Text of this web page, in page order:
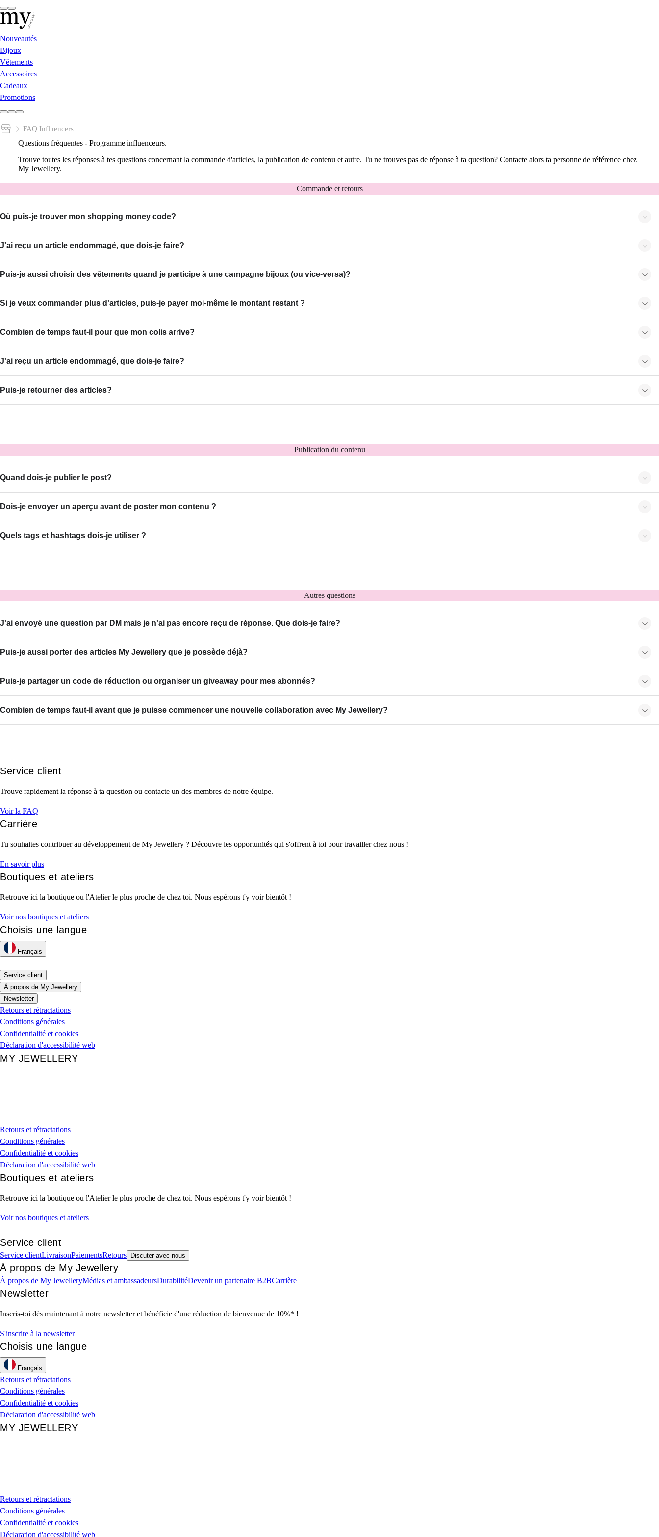
Nouveautés
Bijoux
Vêtements
Accessoires
Cadeaux
Promotions
FAQ Influencers
Questions fréquentes - Programme influenceurs.
Trouve toutes les réponses à tes questions concernant la commande d'articles, la publication de contenu et autre. Tu ne trouves pas de réponse à ta question? Contacte alors ta personne de référence chez
My Jewellery.
Commande et retours
Où puis-je trouver mon shopping money code?
J'ai reçu un article endommagé, que dois-je faire?
Puis-je aussi choisir des vêtements quand je participe à une campagne bijoux (ou vice-versa)?
Si je veux commander plus d'articles, puis-je payer moi-même le montant restant ?
Combien de temps faut-il pour que mon colis arrive?
J'ai reçu un article endommagé, que dois-je faire?
Puis-je retourner des articles?
Publication du contenu
Quand dois-je publier le post?
Dois-je envoyer un aperçu avant de poster mon contenu ?
Quels tags et hashtags dois-je utiliser ?
Autres questions
J'ai envoyé une question par DM mais je n'ai pas encore reçu de réponse. Que dois-je faire?
Puis-je aussi porter des articles My Jewellery que je possède déjà?
Puis-je partager un code de réduction ou organiser un giveaway pour mes abonnés?
Combien de temps faut-il avant que je puisse commencer une nouvelle collaboration avec My Jewellery?
Service client
Trouve rapidement la réponse à ta question ou contacte un des membres de notre équipe.
Voir la FAQ
Carrière
Tu souhaites contribuer au développement de My Jewellery ? Découvre les opportunités qui s'offrent à toi pour travailler chez nous !
En savoir plus
Boutiques et ateliers
Retrouve ici la boutique ou l'Atelier le plus proche de chez toi. Nous espérons t'y voir bientôt !
Voir nos boutiques et ateliers
Choisis une langue
Français
Service client
À propos de My Jewellery
Newsletter
Retours et rétractations
Conditions générales
Confidentialité et cookies
Déclaration d'accessibilité web
MY JEWELLERY
Retours et rétractations
Conditions générales
Confidentialité et cookies
Déclaration d'accessibilité web
Boutiques et ateliers
Retrouve ici la boutique ou l'Atelier le plus proche de chez toi. Nous espérons t'y voir bientôt !
Voir nos boutiques et ateliers
Service client
Service clientLivraisonPaiementsRetours Discuter avec nous
À propos de My Jewellery
À propos de My JewelleryMédias et ambassadeursDurabilitéDevenir un partenaire B2BCarrière
Newsletter
Inscris-toi dès maintenant à notre newsletter et bénéficie d'une réduction de bienvenue de 10%* !
S'inscrire à la newsletter
Choisis une langue
Français
Retours et rétractations
Conditions générales
Confidentialité et cookies
Déclaration d'accessibilité web
MY JEWELLERY
Retours et rétractations
Conditions générales
Confidentialité et cookies
Déclaration d'accessibilité web